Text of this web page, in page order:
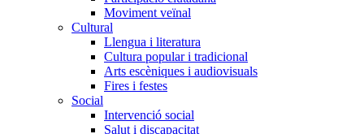
Moviment veïnal
Cultural
Llengua i literatura
Cultura popular i tradicional
Arts escèniques i audiovisuals
Fires i festes
Social
Intervenció social
Salut i discapacitat